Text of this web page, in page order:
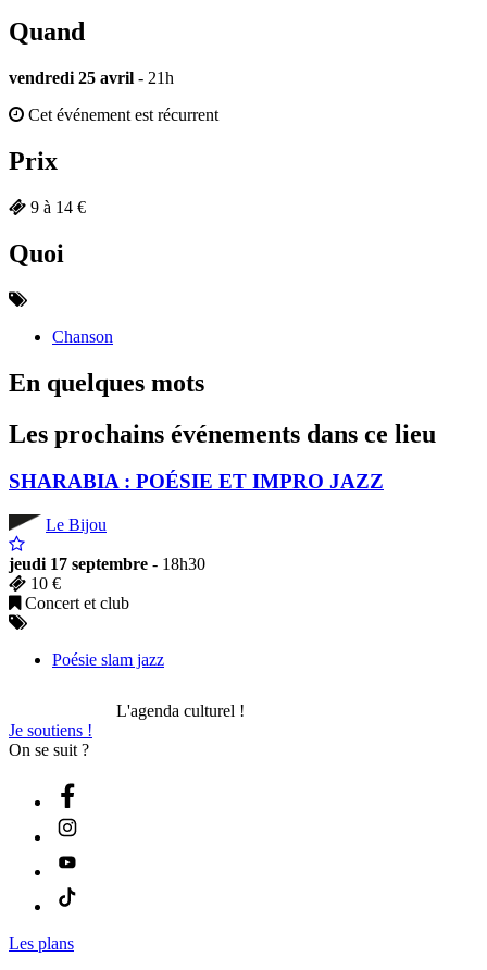
Quand
vendredi 25 avril - 21h
Cet événement est récurrent
Prix
9 à 14 €
Quoi
Chanson
En quelques mots
Les prochains événements dans ce lieu
SHARABIA : POÉSIE ET IMPRO JAZZ
Le Bijou
jeudi 17 septembre - 18h30
10 €
Concert et club
Poésie slam jazz
L'agenda culturel !
Je soutiens !
On se suit ?
Les plans